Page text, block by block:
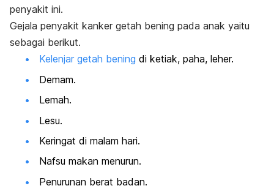
penyakit ini.
Gejala penyakit kanker getah bening pada anak yaitu
sebagai berikut.
Kelenjar getah bening di ketiak, paha, leher.
Demam.
Lemah.
Lesu.
Keringat di malam hari.
Nafsu makan menurun.
Penurunan berat badan.